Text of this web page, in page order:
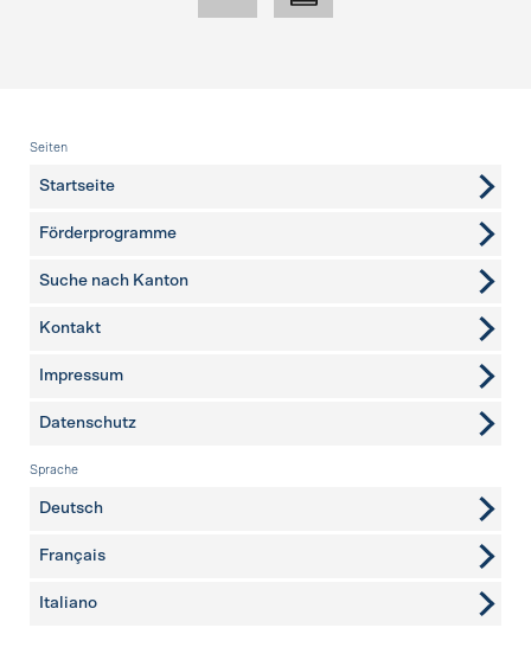
Fusszeile
Seiten
Startseite
Förderprogramme
Suche nach Kanton
weitere Seiten
Kontakt
Impressum
Datenschutz
Sprache
Deutsch
Français
Italiano